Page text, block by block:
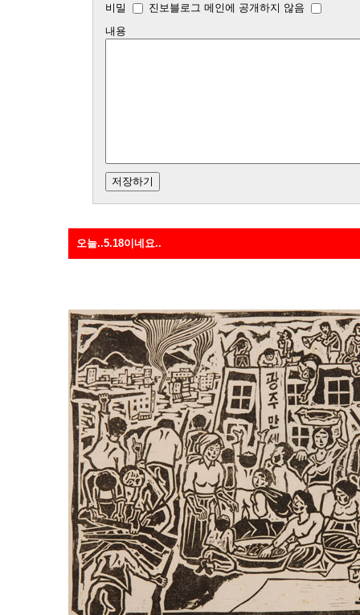
비밀
진보블로그 메인에 공개하지 않음
내용
오늘..5.18이네요..